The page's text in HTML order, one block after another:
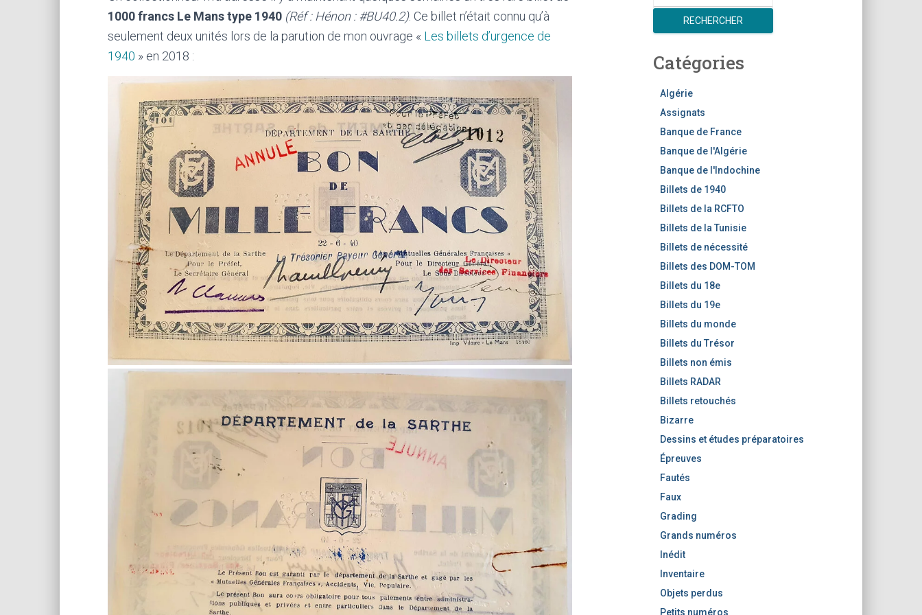
1000 francs Le Mans type 1940 (Réf : Hénon : #BU40.2). Ce billet n’était connu qu’à
seulement deux unités lors de la parution de mon ouvrage « Les billets d’urgence de
1940 » en 2018 :
c
e
RECHERCHER
Catégories
Algérie
Assignats
Banque de France
Banque de l'Algérie
Banque de l'Indochine
Billets de 1940
Billets de la RCFTO
Billets de la Tunisie
Billets de nécessité
Billets des DOM-TOM
Billets du 18e
Billets du 19e
Billets du monde
Billets du Trésor
Billets non émis
Billets RADAR
Billets retouchés
Bizarre
Dessins et études préparatoires
Épreuves
Fautés
Faux
Grading
Grands numéros
Inédit
Inventaire
Objets perdus
Petits numéros